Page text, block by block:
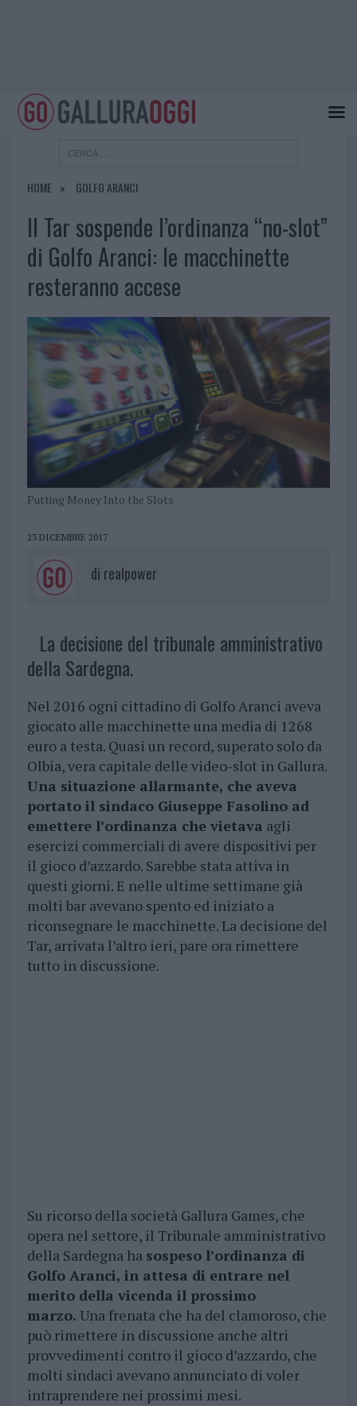
HOME GOLFO ARANCI
Il Tar sospende l’ordinanza “no-slot”
di Golfo Aranci: le macchinette
resteranno accese
Putting Money Into the Slots
23 DICEMBRE 2017
di realpower
La decisione del tribunale amministrativo
della Sardegna.
Nel 2016 ogni cittadino di Golfo Aranci aveva
giocato alle macchinette una media di 1268
euro a testa. Quasi un record, superato solo da
Olbia, vera capitale delle video-slot in Gallura.
Una situazione allarmante, che aveva
portato il sindaco Giuseppe Fasolino ad
emettere l’ordinanza che vietava agli
esercizi commerciali di avere dispositivi per
il gioco d’azzardo. Sarebbe stata attiva in
questi giorni. E nelle ultime settimane già
molti bar avevano spento ed iniziato a
riconsegnare le macchinette. La decisione del
Tar, arrivata l’altro ieri, pare ora rimettere
tutto in discussione.
Su ricorso della società Gallura Games, che
opera nel settore, il Tribunale amministrativo
della Sardegna ha sospeso l’ordinanza di
Golfo Aranci, in attesa di entrare nel
merito della vicenda il prossimo
marzo. Una frenata che ha del clamoroso, che
può rimettere in discussione anche altri
provvedimenti contro il gioco d’azzardo, che
molti sindaci avevano annunciato di voler
intraprendere nei prossimi mesi.